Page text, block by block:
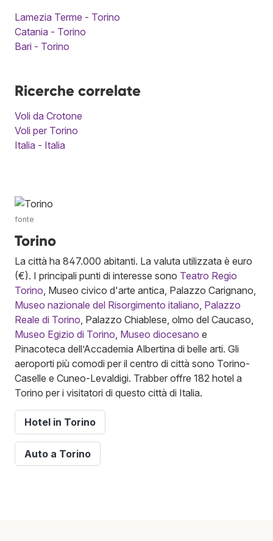
Lamezia Terme - Torino
Catania - Torino
Bari - Torino
Ricerche correlate
Voli da Crotone
Voli per Torino
Italia - Italia
fonte
Torino
La città ha 847.000 abitanti. La valuta utilizzata è euro
(€). I principali punti di interesse sono Teatro Regio
Torino , Museo civico d'arte antica, Palazzo Carignano,
Museo nazionale del Risorgimento italiano Palazzo
Reale di Torino , Palazzo Chiablese, olmo del Caucaso,
Museo Egizio di Torino Museo diocesano e
Pinacoteca dell’Accademia Albertina di belle arti. Gli
aeroporti più comodi per il centro di città sono Torino-
Caselle e Cuneo-Levaldigi. Trabber offre 182 hotel a
Torino per i visitatori di questo città di Italia.
Hotel in Torino
Auto a Torino